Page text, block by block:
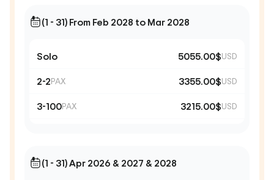
(1 - 31) From Feb 2028 to Mar 2028
Solo 5055.00$USD
2-2PAX 3355.00$USD
3-100PAX 3215.00$USD
(1 - 31) Apr 2026 & 2027 & 2028